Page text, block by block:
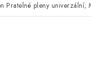
Pratelné pleny univerzální;